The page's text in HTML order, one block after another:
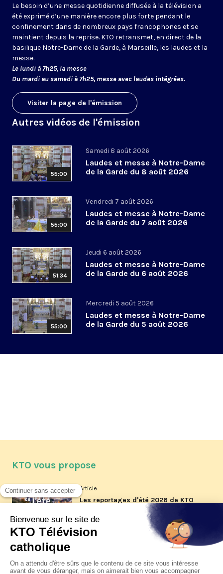
Le besoin d’une messe quotidienne diffusée à la télévision a
été exprimé d’une manière encore plus forte pendant le
confinement dans de nombreux pays francophones et se
maintient depuis la reprise. KTO retransmet, en direct de la
basilique Notre-Dame de la Garde, à Marseille, les laudes et la
messe.
Le lundi à 7h25, la messe
Du mardi au samedi à 7h25, messe avec laudes intégrées.
Visiter la page de l'émission
Autres vidéos de l'émission
55:00
Samedi 8 août 2026
Laudes et messe à Notre-Dame
de la Garde du 8 août 2026
55:00
Vendredi 7 août 2026
Laudes et messe à Notre-Dame
de la Garde du 7 août 2026
51:34
Jeudi 6 août 2026
Laudes et messe à Notre-Dame
de la Garde du 6 août 2026
55:00
Mercredi 5 août 2026
Laudes et messe à Notre-Dame
de la Garde du 5 août 2026
KTO vous propose
Article
Les reportages d'été 2026 de KTO
Article
La visite pastorale du pape Léon
jeudi 6 août